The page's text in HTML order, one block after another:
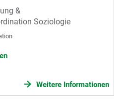
&
Soziologie
Weitere Informationen